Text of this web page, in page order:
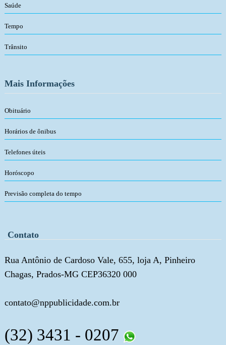
Saúde
Tempo
Trânsito
Mais Informações
Obituário
Horários de ônibus
Telefones úteis
Horóscopo
Previsão completa do tempo
Contato
Rua Antônio de Cardoso Vale, 655, loja A, Pinheiro
Chagas, Prados-MG CEP36320 000
contato@nppublicidade.com.br
(32) 3431 - 0207